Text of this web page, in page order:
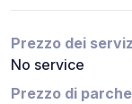
Prezzo dei
No service
Prezzo di